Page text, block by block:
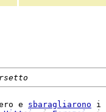
e sbaragliarono i